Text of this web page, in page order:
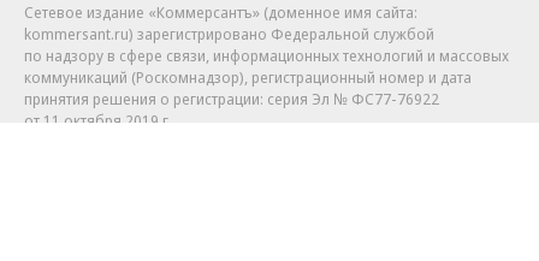
Сетевое издание «Коммерсантъ» (доменное имя сайта:
kommersant.ru) зарегистрировано Федеральной службой
по надзору в сфере связи, информационных технологий и массовых
коммуникаций (Роскомнадзор), регистрационный номер и дата
принятия решения о регистрации: серия Эл № ФС77-76922
от 11 октября 2019 г.